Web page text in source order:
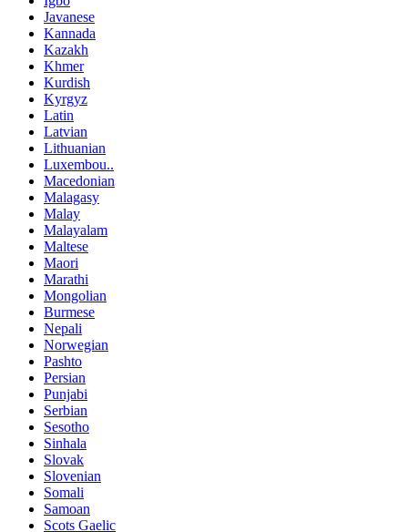
Javanese
Kannada
Kazakh
Khmer
Kurdish
Kyrgyz
Latin
Latvian
Lithuanian
Luxembou..
Macedonian
Malagasy
Malay
Malayalam
Maltese
Maori
Marathi
Mongolian
Burmese
Nepali
Norwegian
Pashto
Persian
Punjabi
Serbian
Sesotho
Sinhala
Slovak
Slovenian
Somali
Samoan
Scots Gaelic